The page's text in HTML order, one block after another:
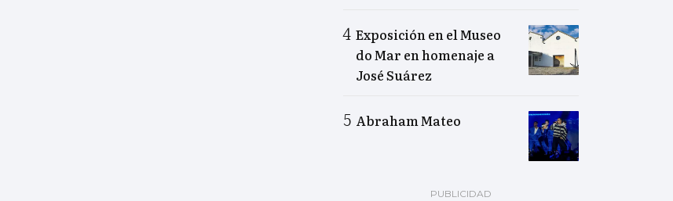
Exposición en el Museo
do Mar en homenaje a
José Suárez
Abraham Mateo